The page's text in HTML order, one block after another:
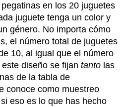
en los 20 juguetes
juguete tenga un color y
género. No importa cómo
el número total de juguetes
10, al igual que el número
diseño se fijantanto las
de la tabla de
conoce como muestreo
eso es lo que has hecho